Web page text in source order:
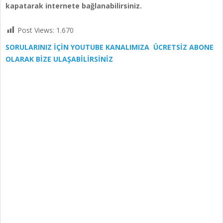
kapatarak internete bağlanabilirsiniz.
Post Views: 1.670
SORULARINIZ İÇİN YOUTUBE KANALIMIZA ÜCRETSİZ ABONE
OLARAK BİZE ULAŞABİLİRSİNİZ